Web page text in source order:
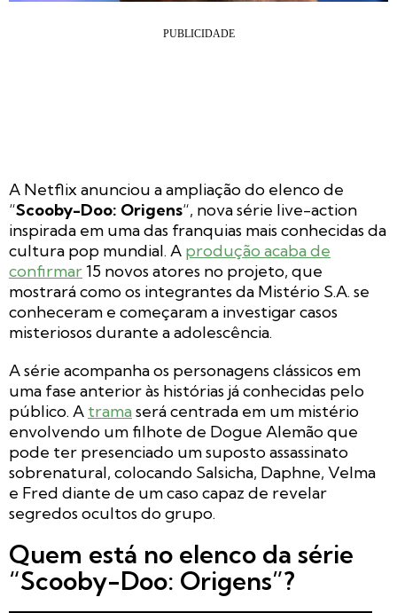
A Netflix anunciou a ampliação do elenco de
“Scooby-Doo: Origens“, nova série live-action
inspirada em uma das franquias mais conhecidas da
cultura pop mundial. A produção acaba de
confirmar15 novos atores no projeto, que
mostrará como os integrantes da Mistério S.A. se
conheceram e começaram a investigar casos
misteriosos durante a adolescência.
A série acompanha os personagens clássicos em
uma fase anterior às histórias já conhecidas pelo
público. A tramaserá centrada em um mistério
envolvendo um filhote de Dogue Alemão que
pode ter presenciado um suposto assassinato
sobrenatural, colocando Salsicha, Daphne, Velma
e Fred diante de um caso capaz de revelar
segredos ocultos do grupo.
Quem está no elenco da série
“Scooby-Doo: Origens”?